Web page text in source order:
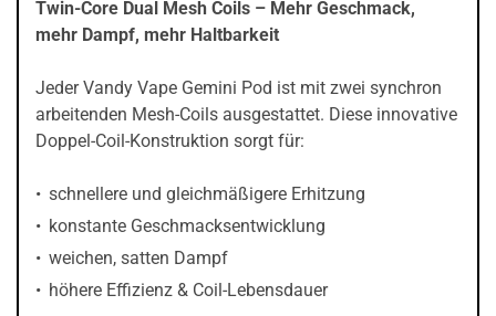
Twin-Core Dual Mesh Coils – Mehr Geschmack,
mehr Dampf, mehr Haltbarkeit
Jeder Vandy Vape Gemini Pod ist mit zwei synchron
arbeitenden Mesh-Coils ausgestattet. Diese innovative
Doppel-Coil-Konstruktion sorgt für:
schnellere und gleichmäßigere Erhitzung
konstante Geschmacksentwicklung
weichen, satten Dampf
höhere Effizienz & Coil-Lebensdauer